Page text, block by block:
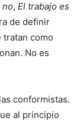
no, El trabajo es
de definir
tratan como
No es
conformistas.
al principio